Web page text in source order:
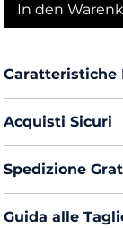
In den
Caratteristiche
Collo :
Polso :Tondo
Mouche :Si
Produzione :
Acquisti Sicuri
con PayPal o
Spedizione
Guida alle